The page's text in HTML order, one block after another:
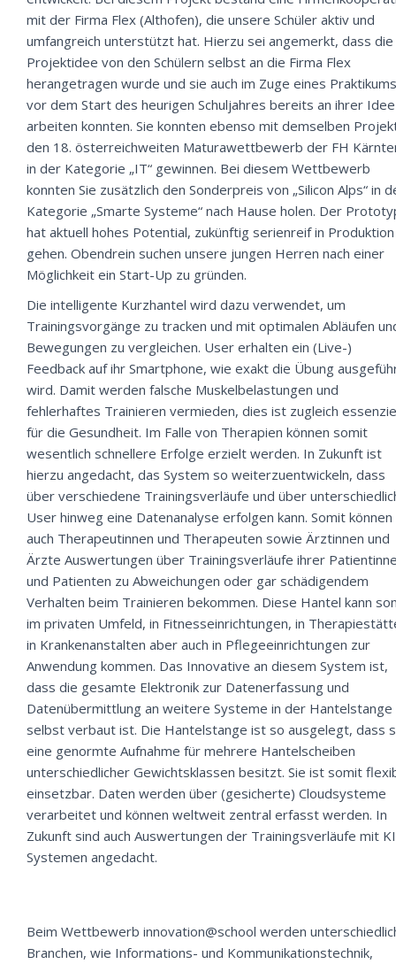
mit der Firma Flex (Althofen), die unsere Schüler aktiv und
umfangreich unterstützt hat. Hierzu sei angemerkt, dass die
Projektidee von den Schülern selbst an die Firma Flex
herangetragen wurde und sie auch im Zuge eines Praktikums
vor dem Start des heurigen Schuljahres bereits an ihrer Idee
arbeiten konnten. Sie konnten ebenso mit demselben
den 18. österreichweiten Maturawettbewerb der FH
in der Kategorie „IT“ gewinnen. Bei diesem Wettbewerb
konnten Sie zusätzlich den Sonderpreis von „Silicon Alps“ in
Kategorie „Smarte Systeme“ nach Hause holen. Der
hat aktuell hohes Potential, zukünftig serienreif in
gehen. Obendrein suchen unsere jungen Herren nach einer
Möglichkeit ein Start-Up zu gründen.
Die intelligente Kurzhantel wird dazu verwendet, um
Trainingsvorgänge zu tracken und mit optimalen Abläufen
Bewegungen zu vergleichen. User erhalten ein (Live-)
Feedback auf ihr Smartphone, wie exakt die Übung
wird. Damit werden falsche Muskelbelastungen und
fehlerhaftes Trainieren vermieden, dies ist zugleich
für die Gesundheit. Im Falle von Therapien können somit
wesentlich schnellere Erfolge erzielt werden. In Zukunft ist
hierzu angedacht, das System so weiterzuentwickeln, dass
über verschiedene Trainingsverläufe und über
User hinweg eine Datenanalyse erfolgen kann. Somit können
auch Therapeutinnen und Therapeuten sowie Ärztinnen und
Ärzte Auswertungen über Trainingsverläufe ihrer
und Patienten zu Abweichungen oder gar schädigendem
Verhalten beim Trainieren bekommen. Diese Hantel kann
im privaten Umfeld, in Fitnesseinrichtungen, in
in Krankenanstalten aber auch in Pflegeeinrichtungen zur
Anwendung kommen. Das Innovative an diesem System ist,
dass die gesamte Elektronik zur Datenerfassung und
Datenübermittlung an weitere Systeme in der Hantelstange
selbst verbaut ist. Die Hantelstange ist so ausgelegt, dass
eine genormte Aufnahme für mehrere Hantelscheiben
unterschiedlicher Gewichtsklassen besitzt. Sie ist somit
einsetzbar. Daten werden über (gesicherte) Cloudsysteme
verarbeitet und können weltweit zentral erfasst werden. In
Zukunft sind auch Auswertungen der Trainingsverläufe mit
Systemen angedacht.
Beim Wettbewerb innovation@school werden
Branchen, wie ­Informations- und Kommunikationstechnik,